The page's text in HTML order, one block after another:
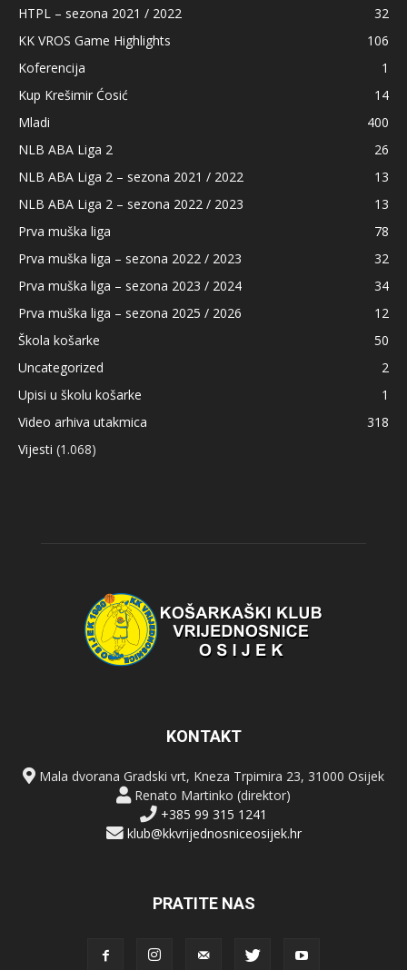
HTPL – sezona 2021 / 2022
32
KK VROS Game Highlights
106
Koferencija
1
Kup Krešimir Ćosić
14
Mladi
400
NLB ABA Liga 2
26
NLB ABA Liga 2 – sezona 2021 / 2022
13
NLB ABA Liga 2 – sezona 2022 / 2023
13
Prva muška liga
78
Prva muška liga – sezona 2022 / 2023
32
Prva muška liga – sezona 2023 / 2024
34
Prva muška liga – sezona 2025 / 2026
12
Škola košarke
50
Uncategorized
2
Upisi u školu košarke
1
Video arhiva utakmica
318
Vijesti (1.068)
KONTAKT
Mala dvorana Gradski vrt, Kneza Trpimira 23, 31000 Osijek
Renato Martinko (direktor)
+385 99 315 1241
klub@kkvrijednosniceosijek.hr
PRATITE NAS